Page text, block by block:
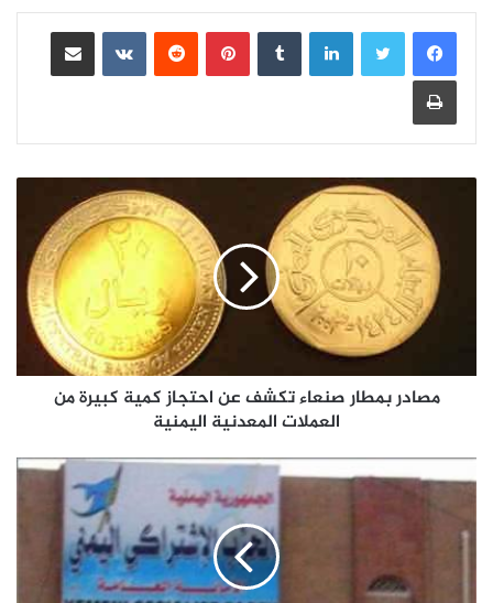
لينكدإن بينتيريست
مشاركة عبر البريد
طباعة
مصادر بمطار صنعاء تكشف عن احتجاز كمية كبيرة من
العملات المعدنية اليمنية